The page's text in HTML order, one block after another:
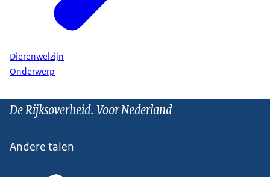
Veterinair Beroepscollege
Dierenwelzijn
Onderwerp
De Rijksoverheid. Voor Nederland
Andere talen